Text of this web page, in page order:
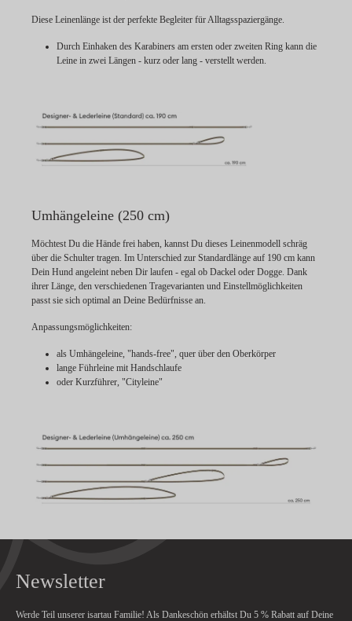
Diese Leinenlänge ist der perfekte Begleiter für Alltagsspaziergänge.
Durch Einhaken des Karabiners am ersten oder zweiten Ring kann die
Leine in zwei Längen - kurz oder lang - verstellt werden.
Umhängeleine (250 cm)
Möchtest Du die Hände frei haben, kannst Du dieses Leinenmodell schräg
über die Schulter tragen. Im Unterschied zur Standardlänge auf 190 cm kann
Dein Hund angeleint neben Dir laufen - egal ob Dackel oder Dogge. Dank
ihrer Länge, den verschiedenen Tragevarianten und Einstellmöglichkeiten
passt sie sich optimal an Deine Bedürfnisse an.
Anpassungsmöglichkeiten:
als Umhängeleine, "hands-free", quer über den Oberkörper
lange Führleine mit Handschlaufe
oder Kurzführer, "Cityleine"
Newsletter
Werde Teil unserer isartau Familie! Als Dankeschön erhältst Du 5 % Rabatt auf Deine